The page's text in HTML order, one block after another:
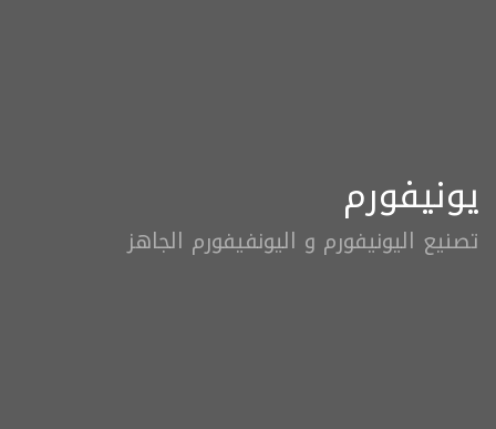
يونيفورم
تصنيع اليونيفورم و اليونفيفورم الجاهز